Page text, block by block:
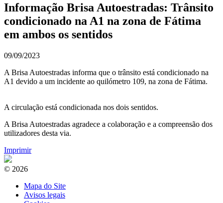
Informação Brisa Autoestradas: Trânsito
condicionado na A1 na zona de Fátima
em ambos os sentidos
09/09/2023
A Brisa Autoestradas informa que o trânsito está condicionado na
A1 devido a um incidente ao quilómetro 109, na zona de Fátima.
A circulação está condicionada nos dois sentidos.
A Brisa Autoestradas agradece a colaboração e a compreensão dos
utilizadores desta via.
Imprimir
© 2026
Mapa do Site
Avisos legais